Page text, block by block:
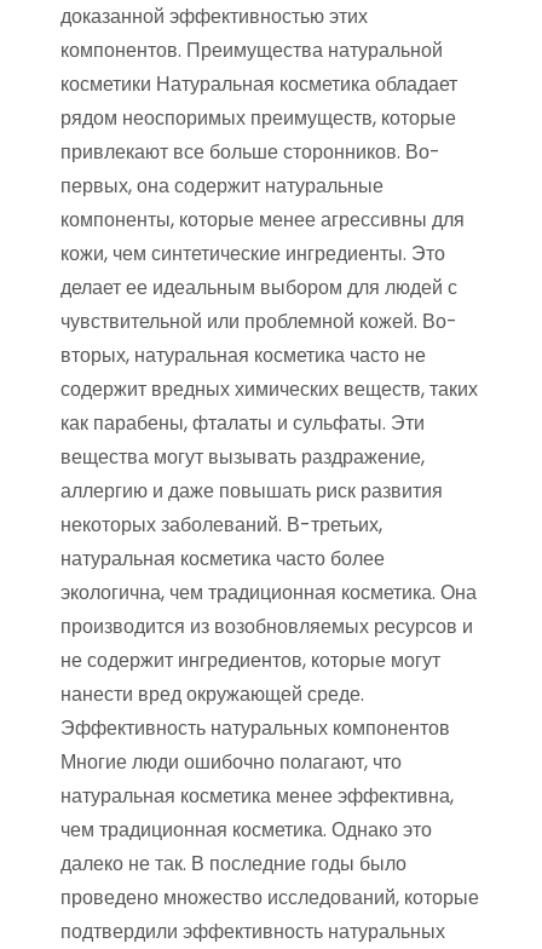
доказанной эффективностью этих
компонентов. Преимущества натуральной
косметики Натуральная косметика обладает
рядом неоспоримых преимуществ, которые
привлекают все больше сторонников. Во-
первых, она содержит натуральные
компоненты, которые менее агрессивны для
кожи, чем синтетические ингредиенты. Это
делает ее идеальным выбором для людей с
чувствительной или проблемной кожей. Во-
вторых, натуральная косметика часто не
содержит вредных химических веществ, таких
как парабены, фталаты и сульфаты. Эти
вещества могут вызывать раздражение,
аллергию и даже повышать риск развития
некоторых заболеваний. В-третьих,
натуральная косметика часто более
экологична, чем традиционная косметика. Она
производится из возобновляемых ресурсов и
не содержит ингредиентов, которые могут
нанести вред окружающей среде.
Эффективность натуральных компонентов
Многие люди ошибочно полагают, что
натуральная косметика менее эффективна,
чем традиционная косметика. Однако это
далеко не так. В последние годы было
проведено множество исследований, которые
подтвердили эффективность натуральных